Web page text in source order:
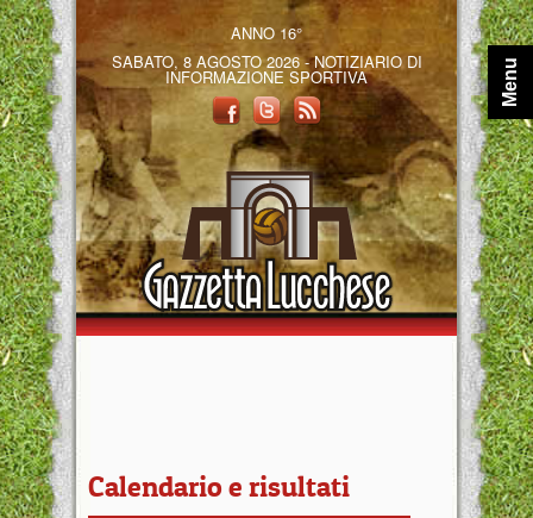
ANNO 16°
SABATO, 8 AGOSTO 2026 - NOTIZIARIO DI
INFORMAZIONE SPORTIVA
Calendario e risultati
Menu